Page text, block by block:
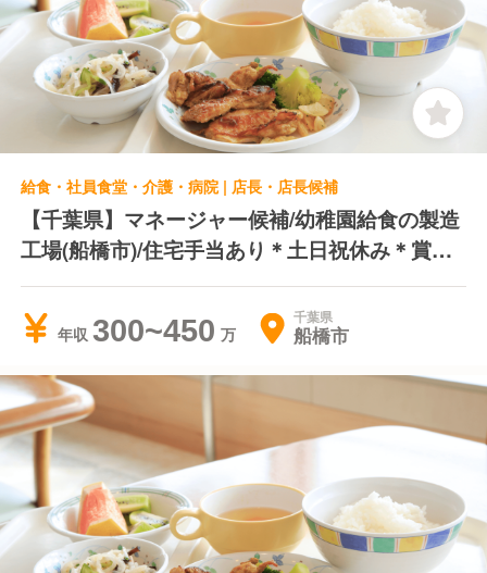
給食・社員食堂・介護・病院 | 店長・店長候補
【千葉県】マネージャー候補/幼稚園給食の製造
工場(船橋市)/住宅手当あり＊土日祝休み＊賞与
年2回
年収 300~450 千葉県
船橋市